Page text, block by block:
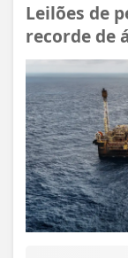
Leilões de
recorde de